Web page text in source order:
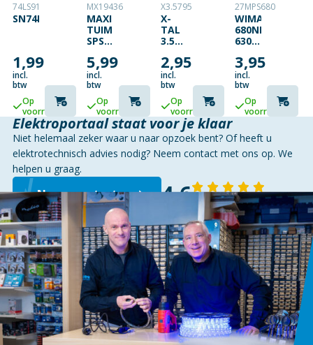
74LS91
SN74LS91
1,99
incl.
btw
Op
voorraad
MX19436
MAXI
TUIMELSCHAKELAAR
SPST
OFF
15A/250V
5,99
incl.
btw
Op
voorraad
X3.5795
X-
TAL
3.5795
2,95
incl.
btw
Op
voorraad
27MPS680
WIMA
680NF
630V
3,95
incl.
btw
Op
voorraad
Elektroportaal staat voor je klaar
Niet helemaal zeker waar u naar opzoek bent? Of heeft u
elektrotechnisch advies nodig? Neem contact met ons op. We
helpen u graag.
Neem contact op 4,6 143 reviews